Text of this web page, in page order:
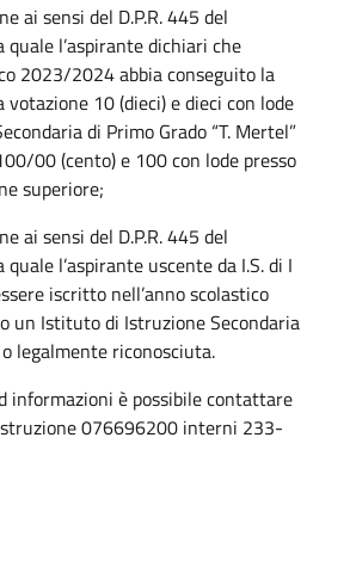
ai sensi del D.P.R. 445 del
l’aspirante dichiari che
2023/2024 abbia conseguito la
votazione 10 (dieci) e dieci con lode
di Primo Grado “T. Mertel”
00 (cento) e 100 con lode presso
superiore;
ai sensi del D.P.R. 445 del
l’aspirante uscente da I.S. di I
iscritto nell’anno scolastico
un Istituto di Istruzione Secondaria
legalmente riconosciuta.
informazioni è possibile contattare
076696200 interni 233-